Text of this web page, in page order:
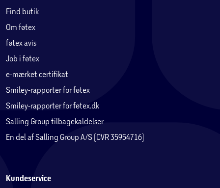
Find butik
Om føtex
føtex avis
Job i føtex
e-mærket certifikat
Smiley-rapporter for føtex
Smiley-rapporter for føtex.dk
Salling Group tilbagekaldelser
En del af Salling Group A/S (CVR 35954716)
Kundeservice